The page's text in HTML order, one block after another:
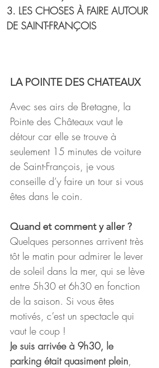
3. LES CHOSES À FAIRE AUTOUR
DE SAINT-FRANÇOIS
LA POINTE DES CHATEAUX
Avec ses airs de Bretagne, la
Pointe des Châteaux vaut le
détour car elle se trouve à
seulement 15 minutes de voiture
de Saint-François, je vous
conseille d’y faire un tour si vous
êtes dans le coin.
Quand et comment y aller ?
Quelques personnes arrivent très
tôt le matin pour admirer le lever
de soleil dans la mer, qui se lève
entre 5h30 et 6h30 en fonction
de la saison. Si vous êtes
motivés, c’est un spectacle qui
vaut le coup !
Je suis arrivée à 9h30, le
parking était quasiment plein,